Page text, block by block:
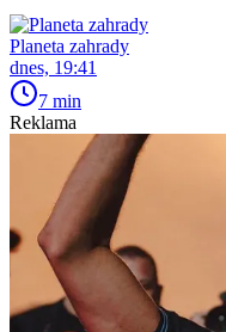
Planeta zahrady
dnes, 19:41
7 min
Reklama